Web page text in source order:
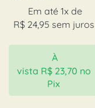
Em até 1x de
R$24,95 sem juros
À
vista R$23,70 no
Pix